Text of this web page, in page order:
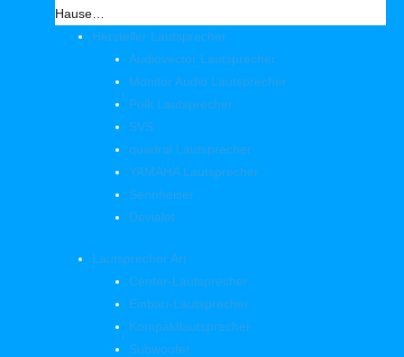
Hause…
Hersteller Lautsprecher
Audiovector Lautsprecher
Monitor Audio Lautsprecher
Polk Lautsprecher
SVS
quadral Lautsprecher
YAMAHA Lautsprecher
Sennheiser
Devialet
Lautsprecher Art
Center-Lautsprecher
Einbau-Lautsprecher
Kompaktlautsprecher
Subwoofer